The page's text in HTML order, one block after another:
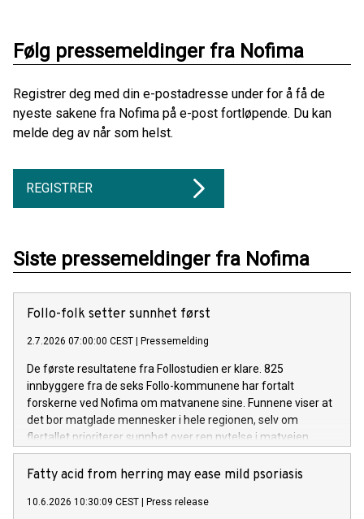
Følg pressemeldinger fra Nofima
Registrer deg med din e-postadresse under for å få de
nyeste sakene fra Nofima på e-post fortløpende. Du kan
melde deg av når som helst.
REGISTRER
Siste pressemeldinger fra Nofima
Follo-folk setter sunnhet først
2.7.2026 07:00:00 CEST Pressemelding
De første resultatene fra Follostudien er klare. 825
innbyggere fra de seks Follo-kommunene har fortalt
forskerne ved Nofima om matvanene sine. Funnene viser at
det bor matglade mennesker i hele regionen, selv om
flertallet prioriterer sunnhet over ren nytelse i matveien.
Fatty acid from herring may ease mild psoriasis
10.6.2026 10:30:09 CEST Press release